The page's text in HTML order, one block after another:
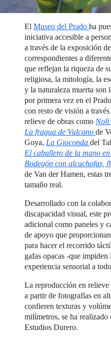
ElMuseo del Pradoha
iniciativa accesible a
a través de la exposición
correspondientes a
que reflejan la riqueza de
religiosa, la mitología, la
y la naturaleza muerta son
por primera vez en el
con resto de visión a
relieve de obras como Noli
La fragua de Vulcanode
Goya, La Giocondadel
El caballero de la mano
Bodegón con alcachofas,
de Van der Hamen, estas
tamaño real.
Desarrollado con la
discapacidad visual, este
adicional como paneles y
de apoyo que
para hacer el recorrido
gafas opacas -que
experiencia sensorial a
La reproducción en relieve
a partir de fotografías en
confieren texturas y
milímetros, se ha
Estudios Durero.